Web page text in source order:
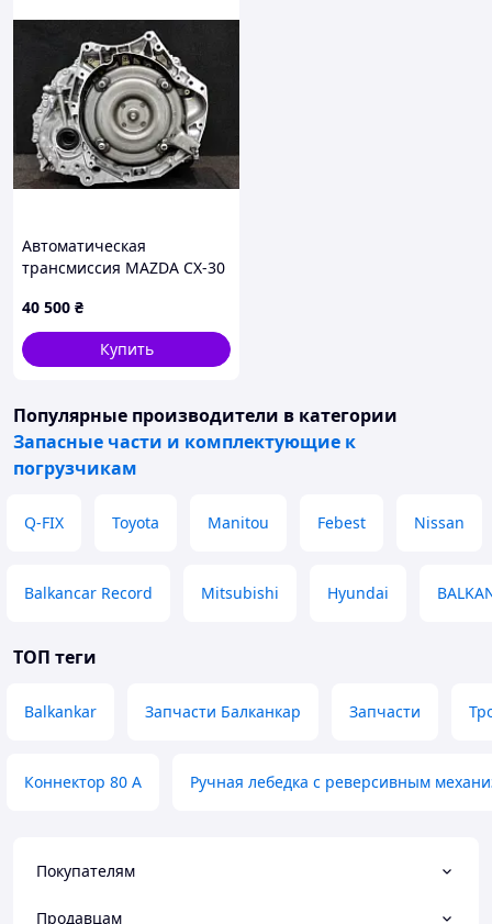
Автоматическая
трансмиссия MAZDA CX-30
40 500 ₴
Купить
Популярные производители в категории
Запасные части и комплектующие к
погрузчикам
Q-FIX Toyota Manitou Febest Nissan
Balkancar Record Mitsubishi Hyundai
ТОП теги
Balkankar Запчасти Балканкар Запчасти
Коннектор 80 А Ручная лебедка с реверсивным
Покупателям
Продавцам